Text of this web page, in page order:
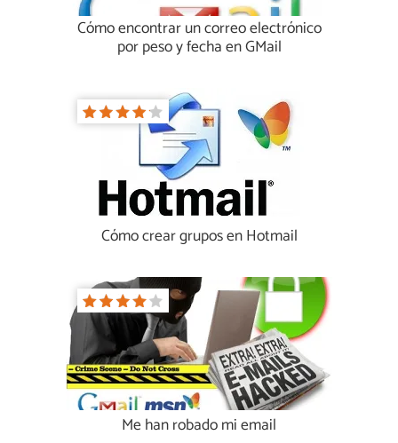
Cómo encontrar un correo electrónico
por peso y fecha en GMail
Cómo crear grupos en Hotmail
Me han robado mi email